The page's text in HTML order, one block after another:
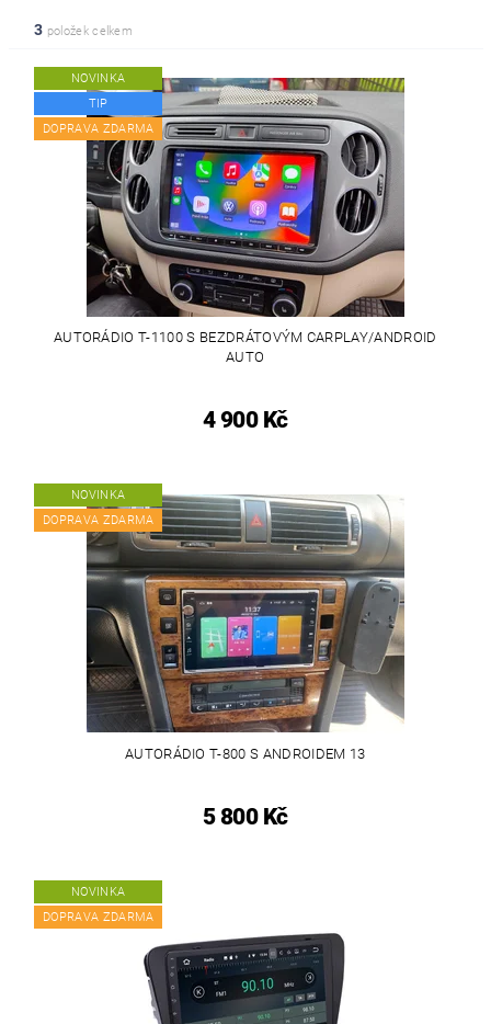
3 položek celkem
NOVINKA
TIP
DOPRAVA ZDARMA
AUTORÁDIO T-1100 S BEZDRÁTOVÝM CARPLAY/ANDROID
AUTO
4 900 Kč
NOVINKA
DOPRAVA ZDARMA
AUTORÁDIO T-800 S ANDROIDEM 13
5 800 Kč
NOVINKA
DOPRAVA ZDARMA